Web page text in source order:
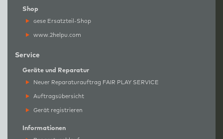
Shop
gese Ersatzteil-Shop
www.2helpu.com
Service
Geräte und Reparatur
Neuer Reparaturauftrag FAIR PLAY SERVICE
Auftragsübersicht
Gerät registrieren
Informationen